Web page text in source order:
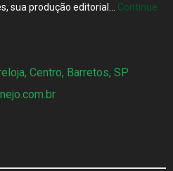
sua produção editorial… Continue
Centro, Barretos, SP